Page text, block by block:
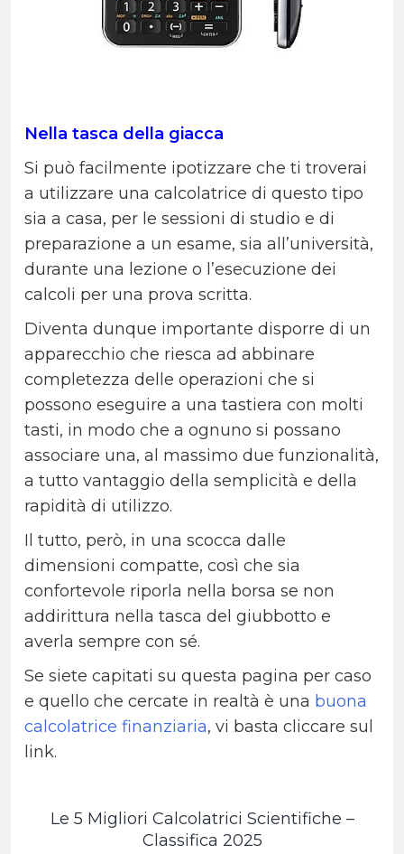
Nella tasca della giacca
Si può facilmente ipotizzare che ti troverai
a utilizzare una calcolatrice di questo tipo
sia a casa, per le sessioni di studio e di
preparazione a un esame, sia all’università,
durante una lezione o l’esecuzione dei
calcoli per una prova scritta.
Diventa dunque importante disporre di un
apparecchio che riesca ad abbinare
completezza delle operazioni che si
possono eseguire a una tastiera con molti
tasti, in modo che a ognuno si possano
associare una, al massimo due funzionalità,
a tutto vantaggio della semplicità e della
rapidità di utilizzo.
Il tutto, però, in una scocca dalle
dimensioni compatte, così che sia
confortevole riporla nella borsa se non
addirittura nella tasca del giubbotto e
averla sempre con sé.
Se siete capitati su questa pagina per caso
e quello che cercate in realtà è una buona
calcolatrice finanziaria, vi basta cliccare sul
link.
Le 5 Migliori Calcolatrici Scientifiche –
Classifica 2025